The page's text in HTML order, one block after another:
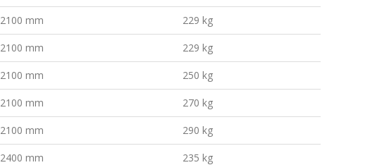
2100 mm 229 kg
2100 mm 229 kg
2100 mm 250 kg
2100 mm 270 kg
2100 mm 290 kg
2400 mm 235 kg